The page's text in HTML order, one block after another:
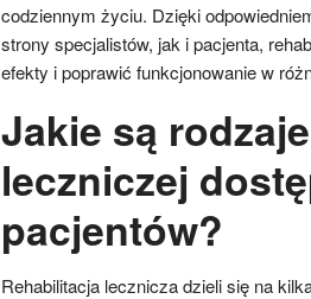
codziennym życiu. Dzięki
strony specjalistów, jak i pacjenta,
efekty i poprawić funkcjonowanie w
Jakie są
leczniczej
pacjentów?
Rehabilitacja lecznicza dzieli się na